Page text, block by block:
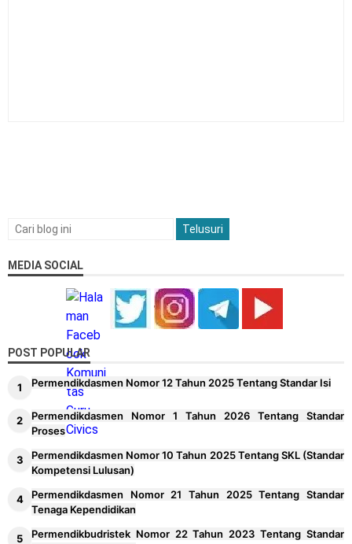
Download Modul Ajar PM Pembelajaran
Download Modul Ajar PM Pembelajaran
Mendalam Kelas 4 SD
Download Modul Ajar PM Pembelajaran
Mendalam Kelas 5 SD
Permendikdasmen Nomor 13 Tahun 2025
Tentang Perubahan Kurikulum
Contoh KSP KOSP SMP Tahun 2026
Contoh RPH dan Modul Ajar TK PAUD
Kurikulum Merdeka
MEDIA SOCIAL
POST POPULAR
Permendikdasmen Nomor 12 Tahun 2025 Tentang Standar Isi
Permendikdasmen Nomor 1 Tahun 2026 Tentang Standar
Proses
Permendikdasmen Nomor 10 Tahun 2025 Tentang SKL (Standar
Kompetensi Lulusan)
Permendikdasmen Nomor 21 Tahun 2025 Tentang Standar
Tenaga Kependidikan
Permendikbudristek Nomor 22 Tahun 2023 Tentang Standar